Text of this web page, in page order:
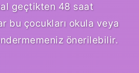
geçtikten 48 saat
bu çocukları okula veya
önerilebilir.